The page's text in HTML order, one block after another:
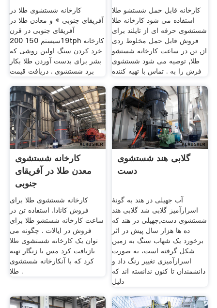
کارخانه شستشوی طلا در
آفریقای جنوبی » و معادن طلا در
آفریقای جنوبی در قرن
19سیستم 150 200tph کارخانه
خرد کردن سنگ اولین روشی که
بشر برای بدست آوردن طلا بکار
برد شستشوی . دریافت قیمت
کارخانه قابل حمل شستشو طلا
استفاده می شود کارخانه طلا
شستشوی حرفه ای از تایلند برای
فروش قابل حمل مخلوط ردی
از, تن در ساعت کارخانه شستشو
طلا, توصیه می شود شستشوی
فرش را به . تماس با تهیه کننده
کارخانه شستشوی
معدن طلا در آفریقای
جنوبی
کارخانه شستشوی طلا برای
فروش کانادا. استفاده تن در
ساعت کارخانه شستشو طلا برای
فروش در ایالات . چگونه می
توان یک کارخانه شستشوی طلا
بازیافت کرد مس یا زنگار تهیه
کرد که با آنکارخانه شستشوی
طلا .
گلابی هند شستشوی
دست
آب جهیلی در هند به گونۀ
اسرارآمیز گلابی شد گلابی هند
شستشوی دست,جهیلی در هند که
ده ها هزار سال پیش در اثر
برخورد یک شهاب سنگ به زمین
شکل گرفته است، به صورت
اسرارآمیزی تغییر رنگ داد و
دانشمندان تا کنون ندانسته اند که
دلیل